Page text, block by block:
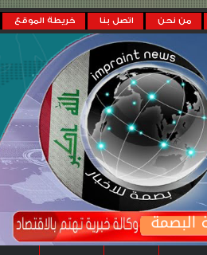
من نحن اتصل بنا خريطة الموقع